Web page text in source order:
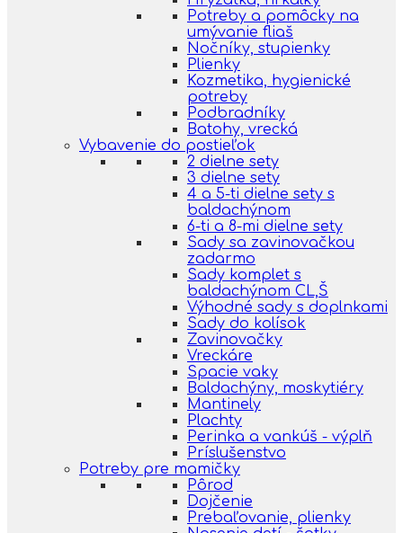
Potreby a pomôcky na
umývanie fliaš
Nočníky, stupienky
Plienky
Kozmetika, hygienické
potreby
Podbradníky
Batohy, vrecká
Vybavenie do postieľok
2 dielne sety
3 dielne sety
4 a 5-ti dielne sety s
baldachýnom
6-ti a 8-mi dielne sety
Sady sa zavinovačkou
zadarmo
Sady komplet s
baldachýnom CL,Š
Výhodné sady s doplnkami
Sady do kolísok
Zavinovačky
Vreckáre
Spacie vaky
Baldachýny, moskytiéry
Mantinely
Plachty
Perinka a vankúš - výplň
Príslušenstvo
Potreby pre mamičky
Pôrod
Dojčenie
Prebaľovanie, plienky